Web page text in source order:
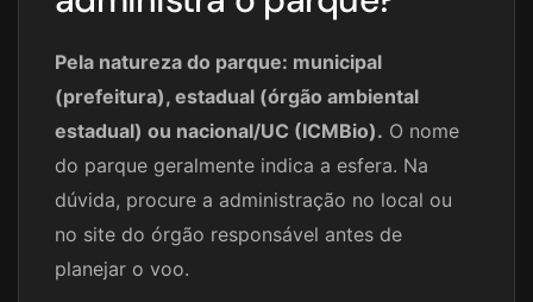
Pela natureza do parque: municipal
(prefeitura), estadual (órgão ambiental
estadual) ou nacional/UC (ICMBio). O nome
do parque geralmente indica a esfera. Na
dúvida, procure a administração no local ou
no site do órgão responsável antes de
planejar o voo.